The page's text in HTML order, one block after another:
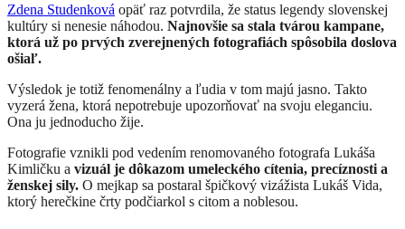
Zdena Studenková opäť raz potvrdila, že status legendy slovenskej
kultúry si nenesie náhodou. Najnovšie sa stala tvárou kampane,
ktorá už po prvých zverejnených fotografiách spôsobila doslova
ošiaľ.
Výsledok je totiž fenomenálny a ľudia v tom majú jasno. Takto
vyzerá žena, ktorá nepotrebuje upozorňovať na svoju eleganciu.
Ona ju jednoducho žije.
Fotografie vznikli pod vedením renomovaného fotografa Lukáša
Kimličku a vizuál je dôkazom umeleckého cítenia, precíznosti a
ženskej sily. O mejkap sa postaral špičkový vizážista Lukáš Vida,
ktorý herečkine črty podčiarkol s citom a noblesou.